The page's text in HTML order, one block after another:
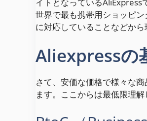
世界で最も携帯用ショッピ
に対応していることなどか
Aliexpressの
さて、安価な価格で様々な
ます。ここからは最低限理